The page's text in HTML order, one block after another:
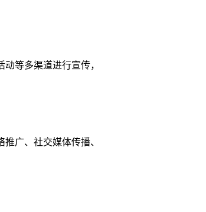
等多渠道进行宣传，
广、社交媒体传播、